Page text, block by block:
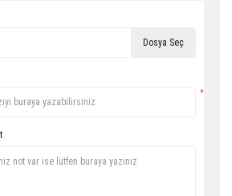
Dosya Seç
*